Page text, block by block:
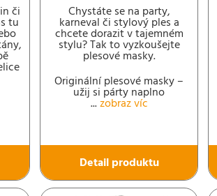
či
tu
Chystáte se na party,
karneval či stylový ples a
chcete dorazit v tajemném
stylu? Tak to vyzkoušejte
plesové masky.
Originální plesové masky –
užij si párty naplno
... zobraz víc
Detail produktu